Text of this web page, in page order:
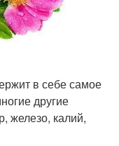
в себе самое
другие
железо, калий,